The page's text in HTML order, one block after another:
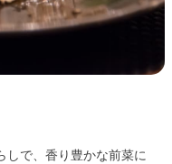
しで、香り豊かな前菜に